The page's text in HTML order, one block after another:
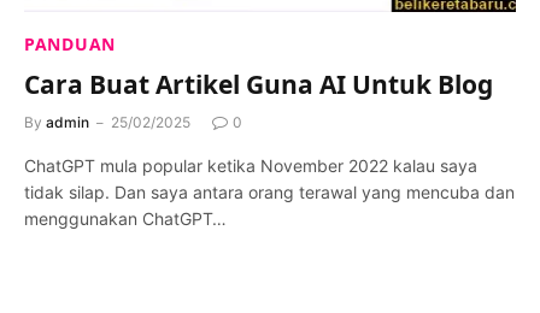
PANDUAN
Cara Buat Artikel Guna AI Untuk Blog
By admin 25/02/2025 0
ChatGPT mula popular ketika November 2022 kalau saya
tidak silap. Dan saya antara orang terawal yang mencuba dan
menggunakan ChatGPT…